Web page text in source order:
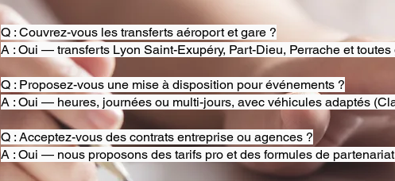
Q : Couvrez-vous les transferts aéroport et gare ?
A : Oui — transferts Lyon Saint-Exupéry, Part-Dieu, Perrache et
Q : Proposez-vous une mise à disposition pour événements ?
A : Oui — heures, journées ou multi-jours, avec véhicules adaptés
Q : Acceptez-vous des contrats entreprise ou agences ?
A : Oui — nous proposons des tarifs pro et des formules de